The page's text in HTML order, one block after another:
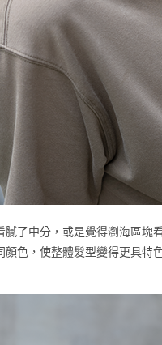
膩了中分，或是覺得瀏海區塊
色，使整體髮型變得更具特